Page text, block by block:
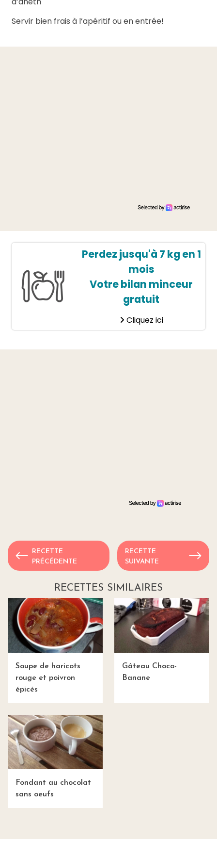
Servir bien frais à l’apéritif ou en entrée!
Perdez jusqu'à 7 kg en 1
mois
Votre bilan minceur
gratuit
Cliquez ici
RECETTE
PRÉCÉDENTE
RECETTE
SUIVANTE
RECETTES SIMILAIRES
Soupe de haricots
rouge et poivron
épicés
Gâteau Choco-
Banane
Fondant au chocolat
sans oeufs